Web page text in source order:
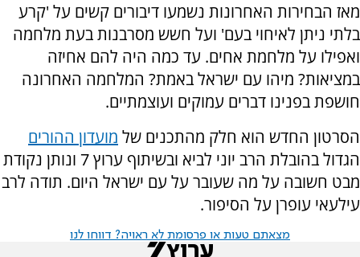
מאז הבחירות האחרונות נשמעו דיבורים קשים על 'קרע
בלתי ניתן לאיחוי בעם' ועל חשש מסרבנות בעת מלחמה
ואפילו על מלחמת אחים. עד כמה היה להם אחיזה
במציאות? מיהו עם ישראל באמת? המלחמה האחרונה
חושפת בפנינו דברים עמוקים ועוצמתיים.
הסרטון החדש הוא חלק מהתכנים של מועדון ההורים
הגדול בהובלת הרב יוני לביא ובשיתוף ערוץ 7 ונותן נקודת
מבט חשובה על מה שעובר על עם ישראל היום. תודה לרב
עילעאי עופרן על הסיפור.
מצאתם טעות או פרסומת לא ראויה? דווחו לנו